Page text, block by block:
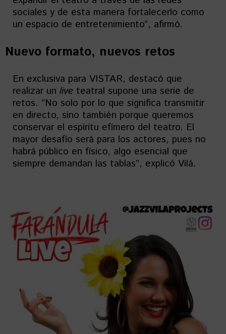
sociales y de esta manera fortalecerlo como
un espacio de entretenimiento”, afirmó.
Nuevo formato, nuevos retos
En exclusiva para VISTAR, destacó que
realizar un live teatral supone una serie de
retos. “No solo por lo que significa transmitir
en directo, sino también porque queremos
conservar el espíritu efímero del teatro. El
mayor desafío será para los actores, pues no
habrá público en físico, algo esencial que
siempre demandan las tablas”, explicó Vilá.